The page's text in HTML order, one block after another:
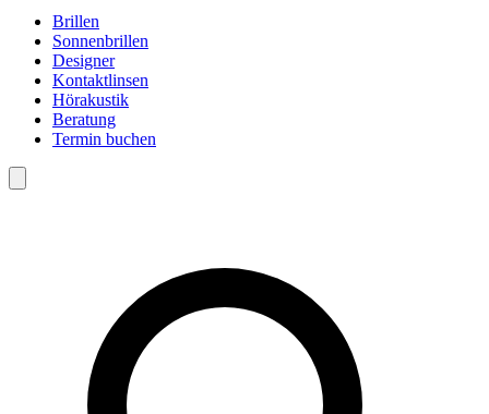
Brillen
Sonnenbrillen
Designer
Kontaktlinsen
Hörakustik
Beratung
Termin buchen